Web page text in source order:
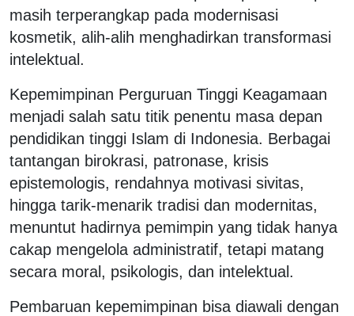
masih terperangkap pada modernisasi
kosmetik, alih-alih menghadirkan transformasi
intelektual.
Kepemimpinan Perguruan Tinggi Keagamaan
menjadi salah satu titik penentu masa depan
pendidikan tinggi Islam di Indonesia. Berbagai
tantangan birokrasi, patronase, krisis
epistemologis, rendahnya motivasi sivitas,
hingga tarik-menarik tradisi dan modernitas,
menuntut hadirnya pemimpin yang tidak hanya
cakap mengelola administratif, tetapi matang
secara moral, psikologis, dan intelektual.
Pembaruan kepemimpinan bisa diawali dengan